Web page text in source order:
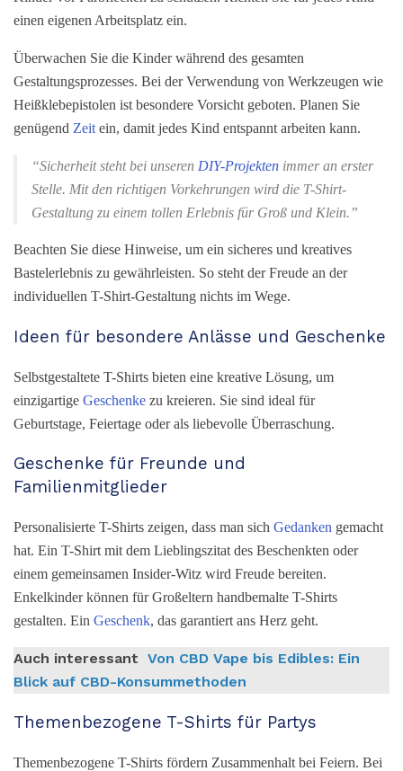
einen eigenen Arbeitsplatz ein.
Überwachen Sie die Kinder während des gesamten
Gestaltungsprozesses. Bei der Verwendung von Werkzeugen wie
Heißklebepistolen ist besondere Vorsicht geboten. Planen Sie
genügend Zeit ein, damit jedes Kind entspannt arbeiten kann.
“Sicherheit steht bei unseren DIY-Projekten immer an erster
Stelle. Mit den richtigen Vorkehrungen wird die T-Shirt-
Gestaltung zu einem tollen Erlebnis für Groß und Klein.”
Beachten Sie diese Hinweise, um ein sicheres und kreatives
Bastelerlebnis zu gewährleisten. So steht der Freude an der
individuellen T-Shirt-Gestaltung nichts im Wege.
Ideen für besondere Anlässe und Geschenke
Selbstgestaltete T-Shirts bieten eine kreative Lösung, um
einzigartige Geschenke zu kreieren. Sie sind ideal für
Geburtstage, Feiertage oder als liebevolle Überraschung.
Geschenke für Freunde und
Familienmitglieder
Personalisierte T-Shirts zeigen, dass man sich Gedanken gemacht
hat. Ein T-Shirt mit dem Lieblingszitat des Beschenkten oder
einem gemeinsamen Insider-Witz wird Freude bereiten.
Enkelkinder können für Großeltern handbemalte T-Shirts
gestalten. Ein Geschenk, das garantiert ans Herz geht.
Auch interessant Von CBD Vape bis Edibles: Ein
Blick auf CBD-Konsummethoden
Themenbezogene T-Shirts für Partys
Themenbezogene T-Shirts fördern Zusammenhalt bei Feiern. Bei